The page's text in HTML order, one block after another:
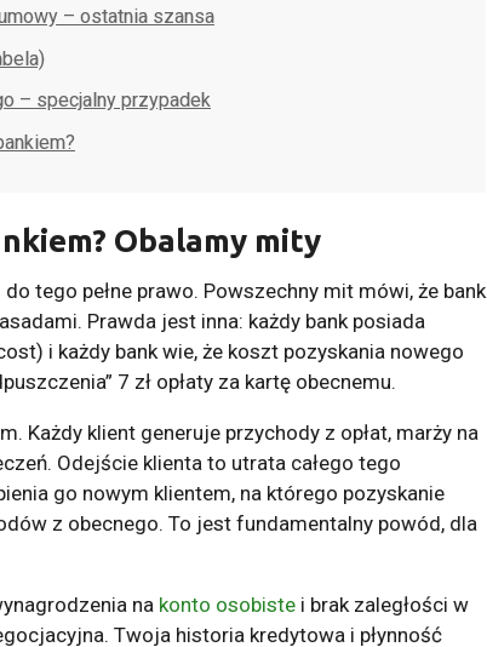
– ostatnia szansa
– specjalny przypadek
Obalamy mity
tego pełne prawo. Powszechny mit mówi, że bank
Prawda jest inna: każdy bank posiada
i każdy bank wie, że koszt pozyskania nowego
7 zł opłaty za kartę obecnemu.
Każdy klient generuje przychody z opłat, marży na
Odejście klienta to utrata całego tego
go nowym klientem, na którego pozyskanie
z obecnego. To jest fundamentalny powód, dla
na konto osobiste i brak zaległości w
Twoja historia kredytowa i płynność